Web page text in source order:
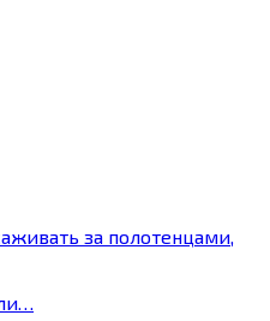
за полотенцами,